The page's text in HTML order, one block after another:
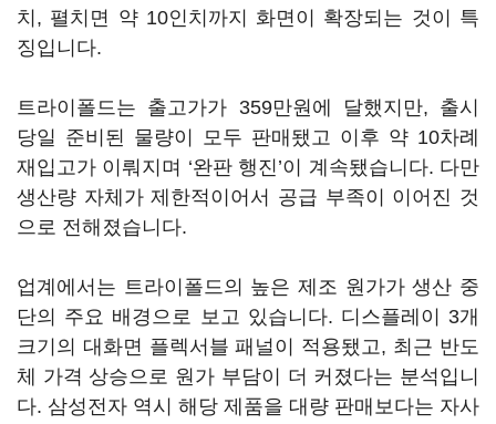
치, 펼치면 약 10인치까지 화면이 확장되는 것이 특
징입니다.
트라이폴드는 출고가가 359만원에 달했지만, 출시
당일 준비된 물량이 모두 판매됐고 이후 약 10차례
재입고가 이뤄지며 ‘완판 행진’이 계속됐습니다. 다만
생산량 자체가 제한적이어서 공급 부족이 이어진 것
으로 전해졌습니다.
업계에서는 트라이폴드의 높은 제조 원가가 생산 중
단의 주요 배경으로 보고 있습니다. 디스플레이 3개
크기의 대화면 플렉서블 패널이 적용됐고, 최근 반도
체 가격 상승으로 원가 부담이 더 커졌다는 분석입니
다. 삼성전자 역시 해당 제품을 대량 판매보다는 자사